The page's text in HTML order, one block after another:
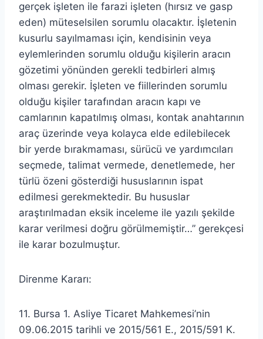
gerçek işleten ile farazi işleten (hırsız ve gasp
eden) müteselsilen sorumlu olacaktır. İşletenin
kusurlu sayılmaması için, kendisinin veya
eylemlerinden sorumlu olduğu kişilerin aracın
gözetimi yönünden gerekli tedbirleri almış
olması gerekir. İşleten ve fiillerinden sorumlu
olduğu kişiler tarafından aracın kapı ve
camlarının kapatılmış olması, kontak anahtarının
araç üzerinde veya kolayca elde edilebilecek
bir yerde bırakmaması, sürücü ve yardımcıları
seçmede, talimat vermede, denetlemede, her
türlü özeni gösterdiği hususlarının ispat
edilmesi gerekmektedir. Bu hususlar
araştırılmadan eksik inceleme ile yazılı şekilde
karar verilmesi doğru görülmemiştir…” gerekçesi
ile karar bozulmuştur.
Direnme Kararı:
11. Bursa 1. Asliye Ticaret Mahkemesi’nin
09.06.2015 tarihli ve 2015/561 E., 2015/591 K.